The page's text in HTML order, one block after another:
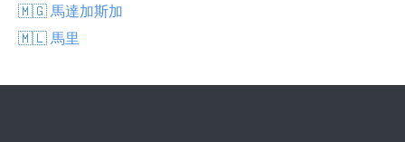
🇲🇬 馬達加斯加
🇲🇱 馬里